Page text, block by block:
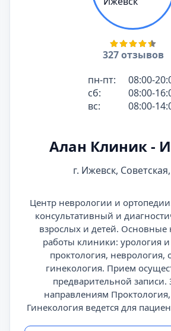
327 отзывов
пн-пт:
08:00-
сб:
08:00-
вс:
08:00-
Алан Клиник -
г. Ижевск,
Центр неврологии и
консультативный и
взрослых и детей. Основные
работы клиники: урология и
проктология, неврология,
гинекология. Прием
предварительной записи.
направлениям
Гинекология ведется для